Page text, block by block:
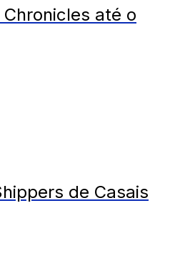
até o
de Casais